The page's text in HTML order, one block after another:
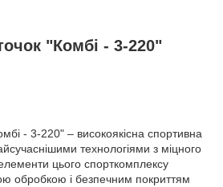
"Комбі - 3-220"
- 3-220" – високоякісна спортивна
технологіями з міцного
цього спорткомплексу
обробкою і безпечним покриттям